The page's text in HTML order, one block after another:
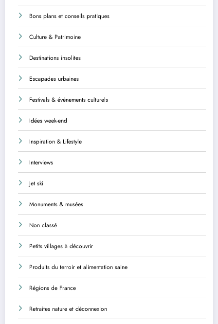
Bons plans et conseils pratiques
Culture & Patrimoine
Destinations insolites
Escapades urbaines
Festivals & événements culturels
Idées week-end
Inspiration & Lifestyle
Interviews
Jet ski
Monuments & musées
Non classé
Petits villages à découvrir
Produits du terroir et alimentation saine
Régions de France
Retraites nature et déconnexion